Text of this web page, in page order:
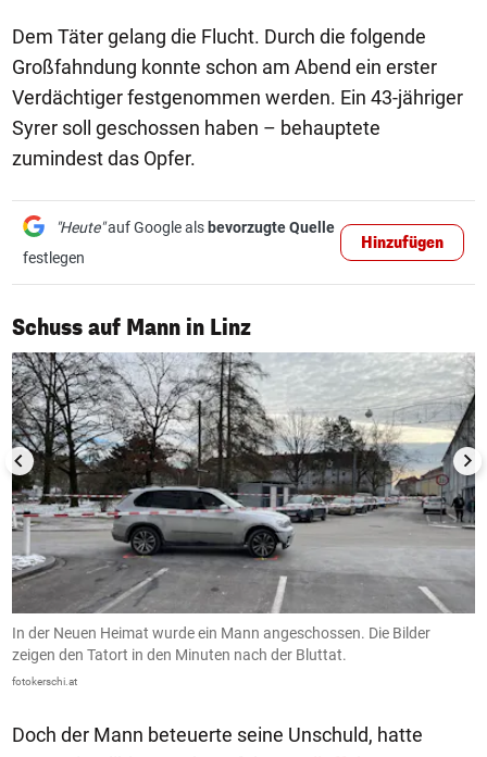
Dem Täter gelang die Flucht. Durch die folgende
Großfahndung konnte schon am Abend ein erster
Verdächtiger festgenommen werden. Ein 43-jähriger
Syrer soll geschossen haben – behauptete
zumindest das Opfer.
"Heute"auf Google als bevorzugte Quelle
festlegen
Hinzufügen
Schuss auf Mann in Linz
1/9
In der Neuen Heimat wurde ein Mann angeschossen. Die Bilder
zeigen den Tatort in den Minuten nach der Bluttat.
fotokerschi.at
Doch der Mann beteuerte seine Unschuld, hatte